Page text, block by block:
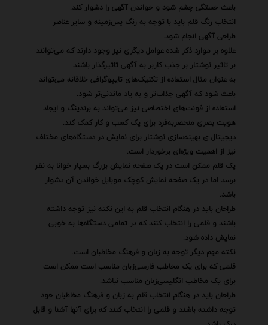
باعث خستگی چشم شود و خواندن آگهی را دشوار کند.
انتخاب رنگ قلم باید با توجه به رنگ پس‌زمینه و سایر عناصر
طراحی آگهی انجام شود.
علاوه بر موارد ذکر شده عوامل دیگری نیز وجود دارند که می‌توانند
بر تاثیر نوشتار بر جذب کاربر به آگهی تاثیرگذار باشند.
به عنوان مثال استفاده از تکنیک‌های تایپوگرافی خلاقانه می‌تواند
باعث شود که آگهی جذاب‌تر و به یاد ماندنی‌تر شود.
استفاده از فونت‌های اختصاصی نیز می‌تواند به برندینگ و ایجاد
هویت بصری منحصربه‌فرد برای یک کسب و کار کمک کند.
دیجیتال ی بهینه‌سازی نوشتار برای نمایش در دستگاه‌های مختلف
نیز از اهمیت ویژه‌ای برخوردار است.
یک قلم ممکن است در یک صفحه نمایش بزرگ بسیار خوانا به نظر
برسد اما در یک صفحه نمایش کوچک موبایل خواندن آن دشوار
باشد.
طراحان باید در هنگام انتخاب قلم به این نکته نیز توجه داشته
باشند و قلمی را انتخاب کنند که در تمامی دستگاه‌ها به خوبی
نمایش داده شود.
نکته مهم دیگر توجه به زبان و فرهنگ مخاطبان است.
قلمی که برای یک مخاطب فارسی‌زبان مناسب است ممکن است
برای یک مخاطب انگلیسی‌زبان مناسب نباشد.
طراحان باید در هنگام انتخاب قلم به زبان و فرهنگ مخاطبان خود
توجه داشته باشند و قلمی را انتخاب کنند که برای آنها آشنا و قابل